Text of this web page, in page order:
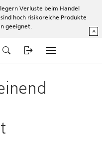
Verluste beim Handel
hoch risikoreiche Produkte
geeignet.
^